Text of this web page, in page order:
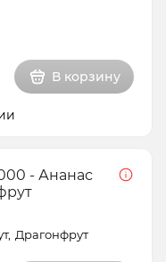
В корзину
- Ананас
Драгонфрут